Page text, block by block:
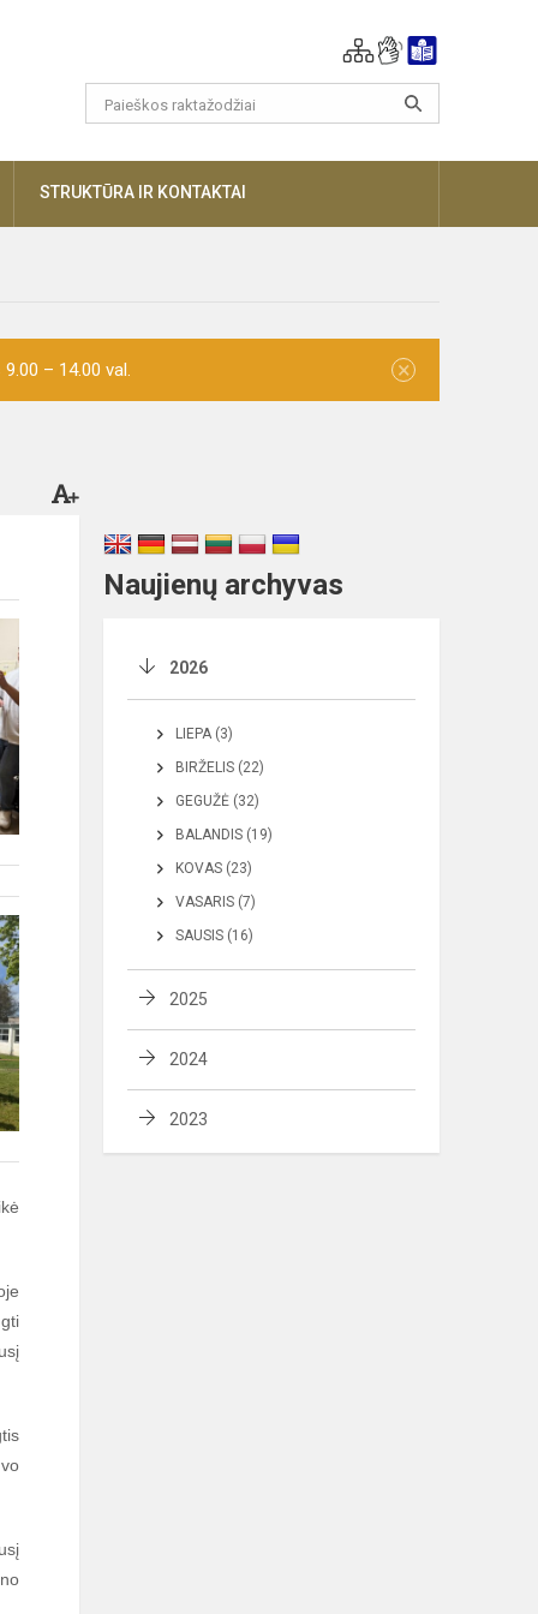
STRUKTŪRA IR KONTAKTAI
– 14.00 val. ×
Naujienų archyvas
2026
LIEPA (3)
BIRŽELIS (22)
GEGUŽĖ (32)
BALANDIS (19)
KOVAS (23)
VASARIS (7)
SAUSIS (16)
2025
2024
2023